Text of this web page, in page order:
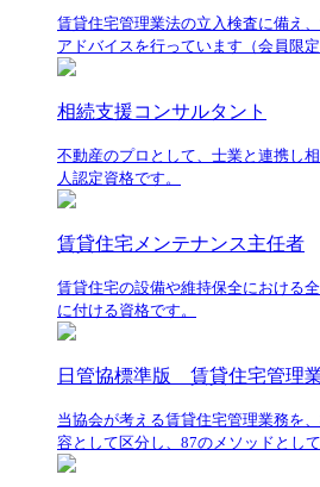
賃貸住宅管理業法の立入検査に備え
アドバイスを行っています（会員限定
相続支援コンサルタント
不動産のプロとして、士業と連携し
人認定資格です。
賃貸住宅メンテナンス主任者
賃貸住宅の設備や維持保全における
に付ける資格です。
日管協標準版 賃貸住宅管理
当協会が考える賃貸住宅管理業務を
容として区分し、87のメソッドとし